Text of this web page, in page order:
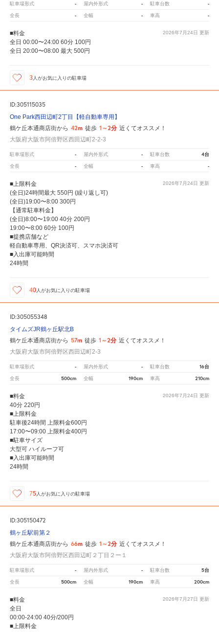
駐車場形式 - 屋内外形式 - 駐車台数 -
全長 - 全幅 - 車高 -
2026年7月24日 更新
■料金
全日 00:00〜24:00 60分 100円
全日 20:00〜08:00 最大 500円
3人がお気に入りの駐車場
ID:305115035
One Park西田辺町2丁目【軽自動車専用】
鶴ケ丘本通商店街から 42m 徒歩 1～2分 近くてオススメ！
大阪府大阪市阿倍野区西田辺町2-2-3
駐車場形式 - 屋内外形式 - 駐車台数 4台
全長 - 全幅 - 車高 -
2026年7月24日 更新
■上限料金
(全日)24時間最大 550円 (繰り返し可)
(全日)19:00〜8:00 300円
【通常駐車料金】
(全日)8:00〜19:00 40分 200円
19:00〜8:00 60分 100円
■提携店舗など
軽自動車専用、QR決済可、スマホ決済可
■入出庫可能時間
24時間
40人がお気に入りの駐車場
ID:305055348
タイムズJR鶴ヶ丘駅北B
鶴ケ丘本通商店街から 57m 徒歩 1～2分 近くてオススメ！
大阪府大阪市阿倍野区西田辺町2-3
駐車場形式 - 屋内外形式 - 駐車台数 16台
全長 500cm 全幅 190cm 車高 210cm
2026年7月24日 更新
■料金
40分 220円
■上限料金
駐車後24時間 上限料金600円
17:00〜09:00 上限料金400円
■駐車サイズ
大型可 ハイルーフ可
■入出庫可能時間
24時間
75人がお気に入りの駐車場
ID:305150472
鶴ヶ丘駅前第２
鶴ケ丘本通商店街から 66m 徒歩 1～2分 近くてオススメ！
大阪府大阪市阿倍野区西田辺町２丁目２ー１
駐車場形式 - 屋内外形式 - 駐車台数 5台
全長 500cm 全幅 190cm 車高 200cm
2026年7月27日 更新
■料金
全日
00:00-24:00 40分/200円
■上限料金